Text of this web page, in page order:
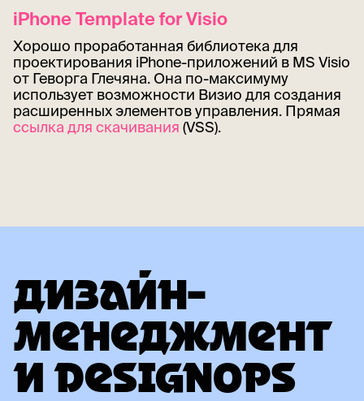
ДИЗАЙН-
МЕНЕДЖМЕНТ
И DESIGNOPS
iPhone Template for Visio
Хорошо проработанная библиотека для
проектирования iPhone-приложений в MS Visio
от Геворга Глечяна. Она по-максимуму
использует возможности Визио для создания
расширенных элементов управления. Прямая
ссылка для скачивания (VSS).